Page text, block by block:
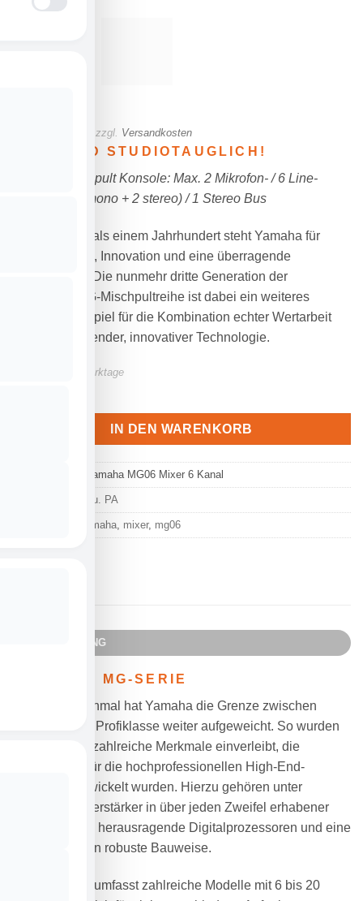
zzgl. Versandkosten
LIVE- UND STUDIOTAUGLICH!
6-Kanal Mischpult Konsole: Max. 2 Mikrofon- / 6 Line-
Eingänge (2 mono + 2 stereo) / 1 Stereo Bus
Seit nunmehr als einem Jahrhundert steht Yamaha für
Kunstfertigkeit, Innovation und eine überragende
Verarbeitung. Die nunmehr dritte Generation der
bewährten MG-Mischpultreihe ist dabei ein weiteres
perfektes Beispiel für die Kombination echter Wertarbeit
mit herausragender, innovativer Technologie.
2-7 Werktage
IN DEN WARENKORB
yamaha MG06 Mixer 6 Kanal
Mixer u. PA
yamaha mixer, mg06
BESCHREIBUNG
YAMAHAS MG-SERIE
Und wieder einmal hat Yamaha die Grenze zwischen
Kompakt- und Profiklasse weiter aufgeweicht. So wurden
der MG-Serie zahlreiche Merkmale einverleibt, die
ursprünglich für die hochprofessionellen High-End-
Konsolen entwickelt wurden. Hierzu gehören unter
anderem Vorverstärker in über jeden Zweifel erhabener
Studioqualität, herausragende Digitalprozessoren und eine
ausgesprochen robuste Bauweise.
Die MG-Serie umfasst zahlreiche Modelle mit 6 bis 20